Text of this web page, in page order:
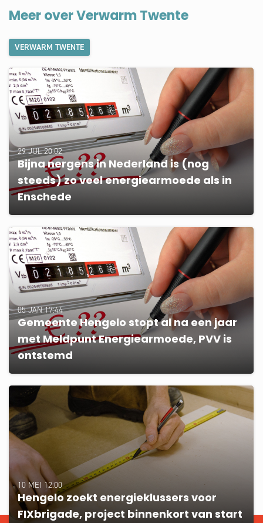
Meer over Verwarm Twente
VERWARM TWENTE
29 JUL 20:02
Bijna nergens in Nederland is (nog
steeds) zo veel energiearmoede als in
Enschede
05 JAN 17:44
Gemeente Hengelo stopt al na een jaar
met Meldpunt Energiearmoede, PVV is
ontstemd
10 MEI 12:00
Hengelo zoekt energieklussers voor
FIXbrigade, project binnenkort van start